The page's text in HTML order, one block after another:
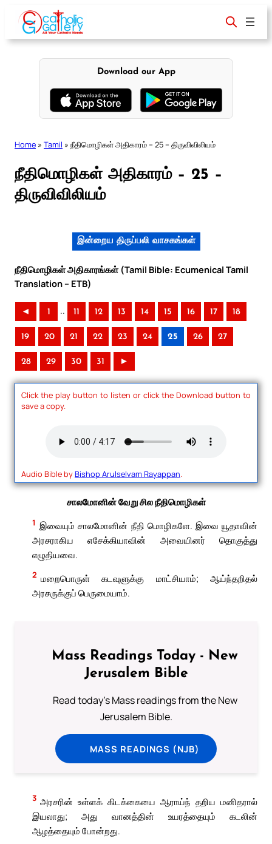
content
Download our App
Home » Tamil » நீதிமொழிகள் அதிகாரம் – 25 – திருவிவிலியம்
நீதிமொழிகள் அதிகாரம் – 25 –
திருவிவிலியம்
இன்றைய திருப்பலி வாசகங்கள்
நீதிமொழிகள் அதிகாரங்கள் (Tamil Bible: Ecumenical Tamil
Translation – ETB)
◄ 1 .. 11 12 13 14 15 16 17 18
19 20 21 22 23 24 25 26 27
28 29 30 31 ►
Click the play button to listen or click the Download button to
save a copy.
Audio Bible byBishop Arulselvam Rayappan.
சாலமோனின் வேறு சில நீதிமொழிகள்
1 இவையும் சாலமோனின் நீதி மொழிகளே. இவை யூதாவின்
அரசராகிய எசேக்கியாவின் அவையினர் தொகுத்து
எழுதியவை.
2 மறைபொருள் கடவுளுக்கு மாட்சியாம்; ஆய்ந்தறிதல்
அரசருக்குப் பெருமையாம்.
Mass Readings Today - New
Jerusalem Bible
Read today's Mass readings from the New
Jerusalem Bible.
MASS READINGS (NJB)
3 அரசரின் உள்ளக் கிடக்கையை ஆராய்ந் தறிய மனிதரால்
இயலாது; அது வானத்தின் உயரத்தையும் கடலின்
ஆழத்தையும் போன்றது.